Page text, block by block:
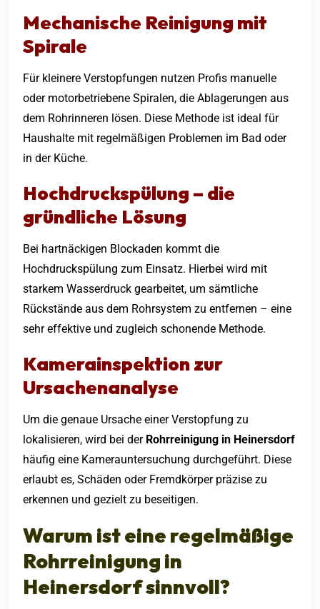
Mechanische Reinigung mit
Spirale
Für kleinere Verstopfungen nutzen Profis manuelle
oder motorbetriebene Spiralen, die Ablagerungen aus
dem Rohrinneren lösen. Diese Methode ist ideal für
Haushalte mit regelmäßigen Problemen im Bad oder
in der Küche.
Hochdruckspülung – die
gründliche Lösung
Bei hartnäckigen Blockaden kommt die
Hochdruckspülung zum Einsatz. Hierbei wird mit
starkem Wasserdruck gearbeitet, um sämtliche
Rückstände aus dem Rohrsystem zu entfernen – eine
sehr effektive und zugleich schonende Methode.
Kamerainspektion zur
Ursachenanalyse
Um die genaue Ursache einer Verstopfung zu
lokalisieren, wird bei der Rohrreinigung in Heinersdorf
häufig eine Kamerauntersuchung durchgeführt. Diese
erlaubt es, Schäden oder Fremdkörper präzise zu
erkennen und gezielt zu beseitigen.
Warum ist eine regelmäßige
Rohrreinigung in
Heinersdorfsinnvoll?